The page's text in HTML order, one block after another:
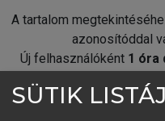
A tartalom
azonosítóddal
Új felhasználóként 1 óra
SÜTIK